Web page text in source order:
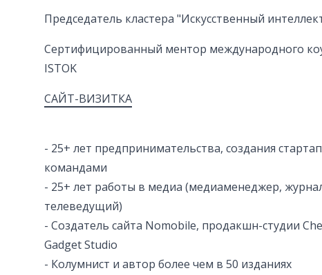
Председатель кластера "Искусственный
Сертифицированный ментор международного
ISTOK
САЙТ-ВИЗИТКА
- 25+ лет предпринимательства, создания
командами
- 25+ лет работы в медиа (медиаменеджер,
телеведущий)
- Создатель сайта Nomobile, продакшн-студии
Gadget Studio
- Колумнист и автор более чем в 50 изданиях